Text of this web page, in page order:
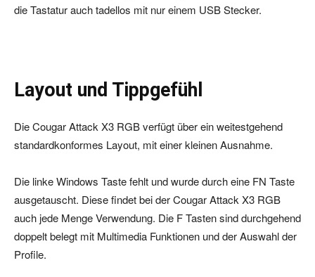
die Tastatur auch tadellos mit nur einem USB Stecker.
Layout und Tippgefühl
Die Cougar Attack X3 RGB verfügt über ein weitestgehend
standardkonformes Layout, mit einer kleinen Ausnahme.
Die linke Windows Taste fehlt und wurde durch eine FN Taste
ausgetauscht. Diese findet bei der Cougar Attack X3 RGB
auch jede Menge Verwendung. Die F Tasten sind durchgehend
doppelt belegt mit Multimedia Funktionen und der Auswahl der
Profile.